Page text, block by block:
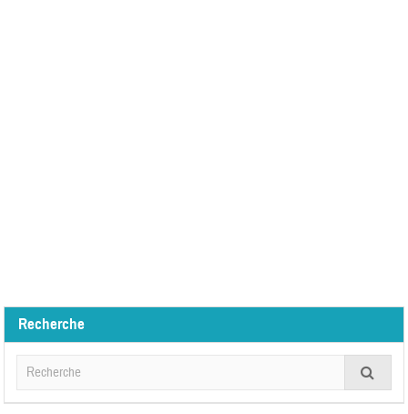
Recherche